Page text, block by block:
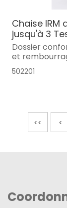
Chaise
jusqu'à 3
Dossier
et
502201
<< <